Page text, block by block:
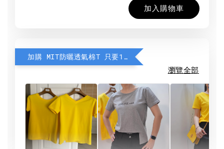
加入購物車
加購 MIT防曬透氣棉T 只要190元
瀏覽全部